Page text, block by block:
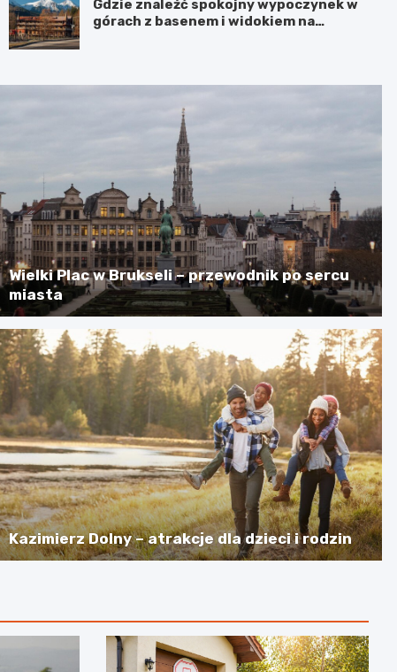
Gdzie znaleźć spokojny wypoczynek w
górach z basenem i widokiem na
Wielki Plac w Brukseli – przewodnik po sercu
miasta
Kazimierz Dolny – atrakcje dla dzieci i rodzin